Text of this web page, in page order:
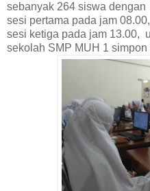
sebanyak 264 siswa
sesi pertama pada jam
sesi ketiga pada jam 13.00,
sekolah SMP MUH 1 simpon